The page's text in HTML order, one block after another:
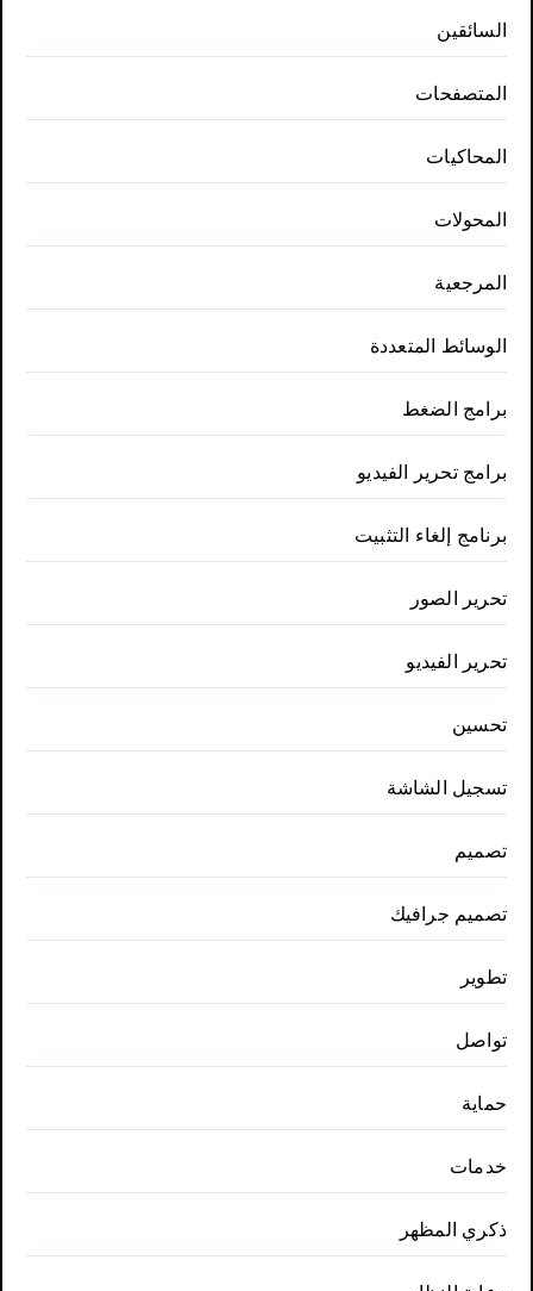
السائقين
المتصفحات
المحاكيات
المحولات
المرجعية
الوسائط المتعددة
برامج الضغط
برامج تحرير الفيديو
برنامج إلغاء التثبيت
تحرير الصور
تحرير الفيديو
تحسين
تسجيل الشاشة
تصميم
تصميم جرافيك
تطوير
تواصل
حماية
خدمات
ذكري المظهر